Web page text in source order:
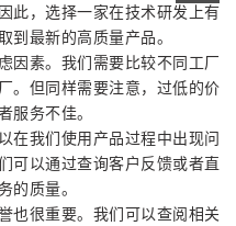
此，选择一家在技术研发上有
到最新的高质量产品。
因素。我们需要比较不同工厂
。但同样需要注意，过低的价
服务不佳。
在我们使用产品过程中出现问
可以通过查询客户反馈或者直
的质量。
也很重要。我们可以查阅相关